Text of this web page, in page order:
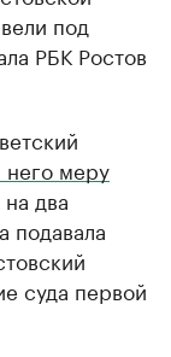
под
РБК Ростов
него меру
два
подавала
суда первой